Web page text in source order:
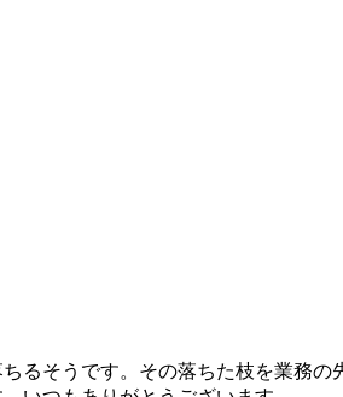
るそうです。その落ちた枝を業務の